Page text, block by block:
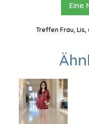
Eine
Treffen Frau, Lis,